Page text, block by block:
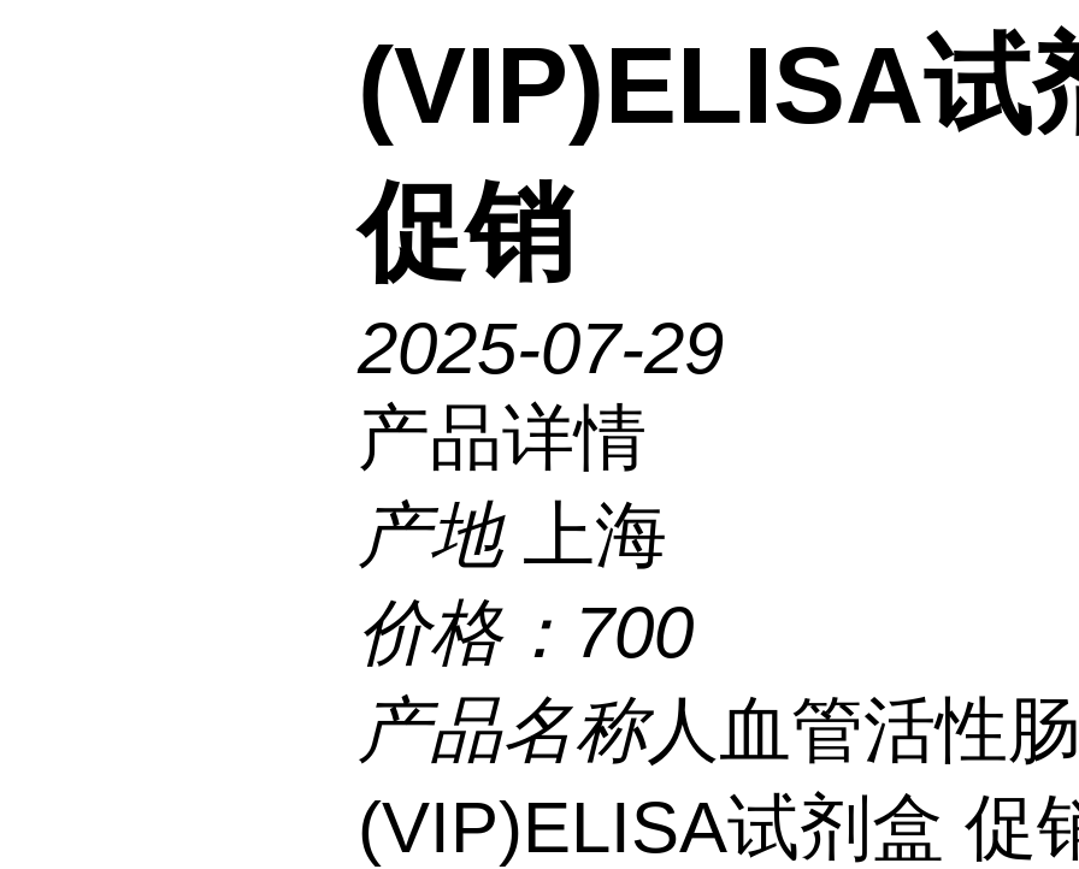
(VIP)ELISA试
促销
2025-07-29
产品详情
产地 上海
价格： 700
产品名称人血管活性
(VIP)ELISA试剂盒 促